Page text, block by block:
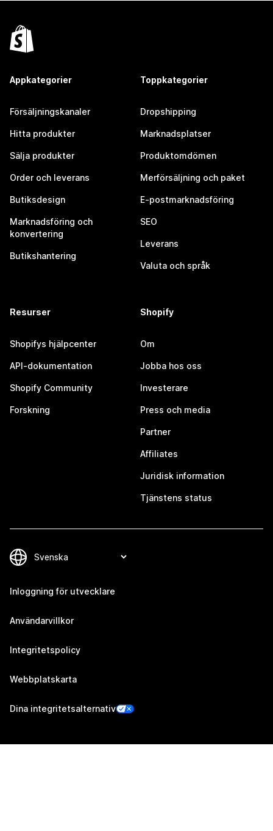
Appkategorier
Försäljningskanaler
Hitta produkter
Sälja produkter
Order och leverans
Butiksdesign
Marknadsföring och
konvertering
Butikshantering
Toppkategorier
Dropshipping
Marknadsplatser
Produktomdömen
Merförsäljning och paket
E-postmarknadsföring
SEO
Leverans
Valuta och språk
Resurser
Shopifys hjälpcenter
API-dokumentation
Shopify Community
Forskning
Shopify
Om
Jobba hos oss
Investerare
Press och media
Partner
Affiliates
Juridisk information
Tjänstens status
Inloggning för utvecklare
Användarvillkor
Integritetspolicy
Webbplatskarta
Dina integritetsalternativ